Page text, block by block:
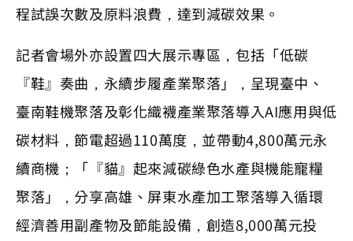
程試誤次數及原料浪費，達到減碳效果。
記者會場外亦設置四大展示專區，包括「低碳
『鞋』奏曲，永續步履產業聚落」，呈現臺中、
臺南鞋機聚落及彰化織襪產業聚落導入AI應用與低
碳材料，節電超過110萬度，並帶動4,800萬元永
續商機；「『貓』起來減碳綠色水產與機能寵糧
聚落」，分享高雄、屏東水產加工聚落導入循環
經濟善用副產物及節能設備，創造8,000萬元投